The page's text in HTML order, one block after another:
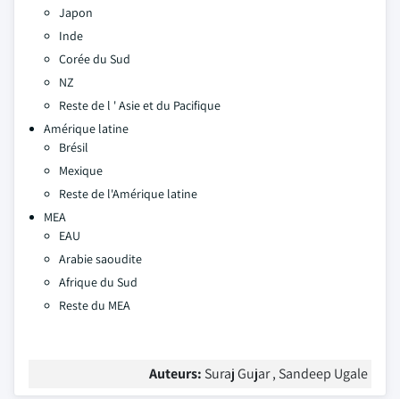
Japon
Inde
Corée du Sud
NZ
Reste de l ' Asie et du Pacifique
Amérique latine
Brésil
Mexique
Reste de l'Amérique latine
MEA
EAU
Arabie saoudite
Afrique du Sud
Reste du MEA
Auteurs: Suraj Gujar , Sandeep Ugale